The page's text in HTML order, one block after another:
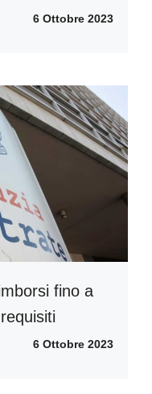
6 Ottobre 2023
fino a
6 Ottobre 2023